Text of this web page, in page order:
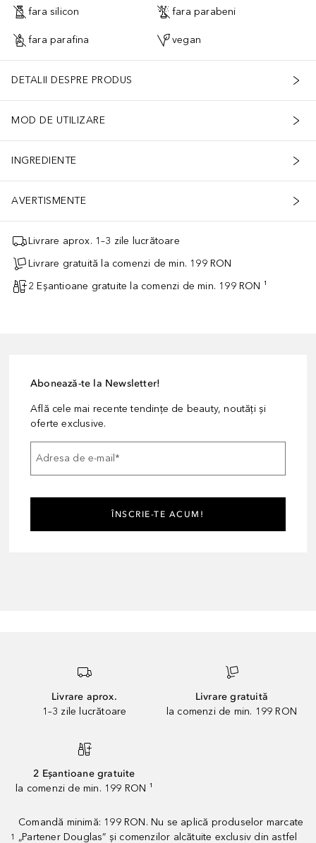
fara silicon fara parabeni
fara parafina vegan
DETALII DESPRE PRODUS
MOD DE UTILIZARE
INGREDIENTE
AVERTISMENTE
Livrare aprox. 1–3 zile lucrătoare
Livrare gratuită la comenzi de min. 199 RON
2 Eșantioane gratuite la comenzi de min. 199 RON ¹
Abonează-te la Newsletter!
Află cele mai recente tendințe de beauty, noutăți și
oferte exclusive.
Adresa de e-mail*
ÎNSCRIE-TE ACUM!
Livrare aprox.
1–3 zile lucrătoare
Livrare gratuită
la comenzi de min. 199 RON
2 Eșantioane gratuite
la comenzi de min. 199 RON ¹
1
Comandă minimă: 199 RON. Nu se aplică produselor marcate
„Partener Douglas” și comenzilor alcătuite exclusiv din astfel